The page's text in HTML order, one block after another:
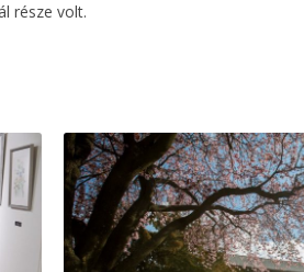
része volt.